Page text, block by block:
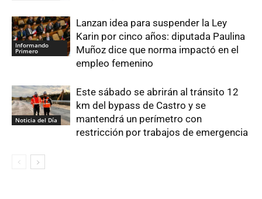
Informando
Primero
Lanzan idea para suspender la Ley
Karin por cinco años: diputada Paulina
Muñoz dice que norma impactó en el
empleo femenino
Noticia del Día
Este sábado se abrirán al tránsito 12
km del bypass de Castro y se
mantendrá un perímetro con
restricción por trabajos de emergencia